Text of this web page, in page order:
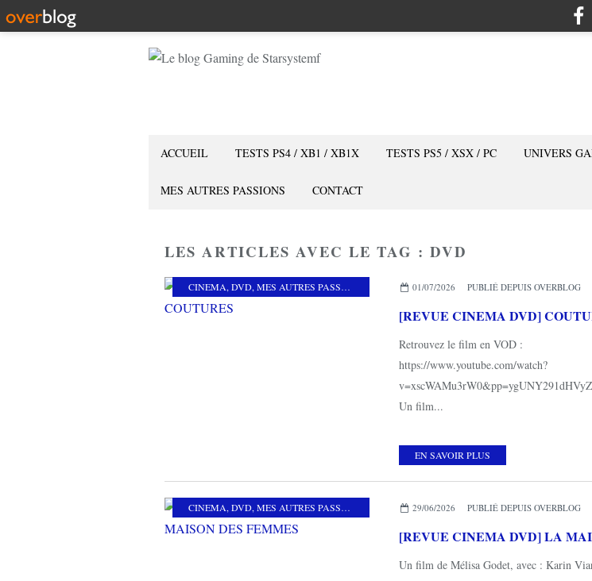
ACCUEIL TESTS PS4 / XB1 / XB1X TESTS PS5 / XSX / PC UNIVERS
MES AUTRES PASSIONS CONTACT
LES ARTICLES AVEC LE TAG : DVD
CINEMA, DVD, MES AUTRES PASSIONS 01/07/2026 PUBLIÉ DEPUIS OVERBLOG
[REVUE CINEMA DVD]
Retrouvez le film en VOD :
https://www.youtube.com/watch?
Un film...
EN SAVOIR PLUS
CINEMA, DVD, MES AUTRES PASSIONS MES COUPS DE COEUR,PATHE
29/06/2026 PUBLIÉ DEPUIS OVERBLOG
Un film de Mélisa Godet, avec : Karin